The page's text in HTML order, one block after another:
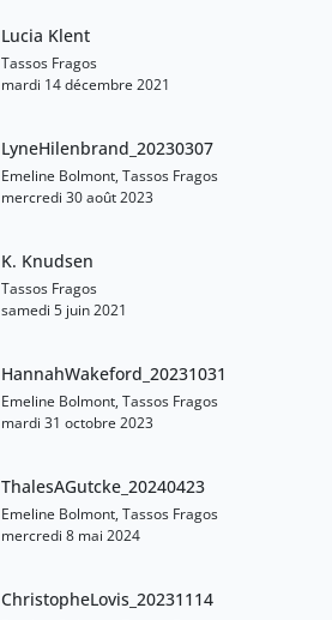
Lucia Klent
Tassos Fragos
mardi 14 décembre 2021
LyneHilenbrand_20230307
Emeline Bolmont, Tassos Fragos
mercredi 30 août 2023
K. Knudsen
Tassos Fragos
samedi 5 juin 2021
HannahWakeford_20231031
Emeline Bolmont, Tassos Fragos
mardi 31 octobre 2023
ThalesAGutcke_20240423
Emeline Bolmont, Tassos Fragos
mercredi 8 mai 2024
ChristopheLovis_20231114